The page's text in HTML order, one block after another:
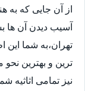
از آن جایی که به
آسیب دیدن آن ها
تهران،به شما این
ترین و بهترین
نیز تمامی